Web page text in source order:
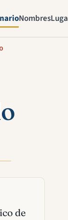
Nombres
de